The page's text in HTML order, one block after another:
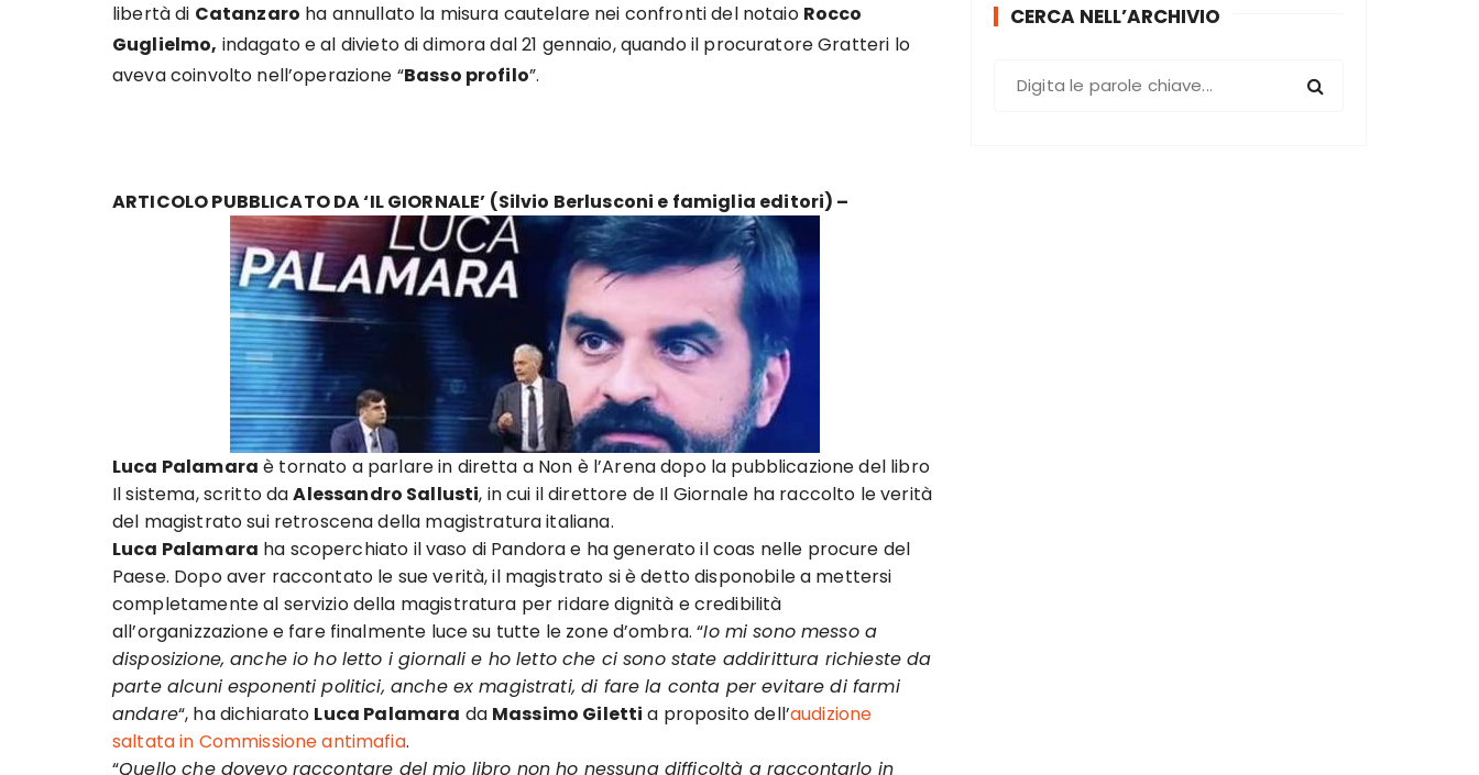
libertà di Catanzaro ha annullato la misura cautelare nei confronti del notaio Rocco
Guglielmo, indagato e al divieto di dimora dal 21 gennaio, quando il procuratore Gratteri lo
aveva coinvolto nell’operazione “Basso profilo”.
ARTICOLO PUBBLICATO DA ‘IL GIORNALE’ (Silvio Berlusconi e famiglia editori) –
Luca Palamara è tornato a parlare in diretta a Non è l’Arena dopo la pubblicazione del libro
Il sistema, scritto daAlessandro Sallusti, in cui il direttore de Il Giornale ha raccolto le verità
del magistrato sui retroscena della magistratura italiana.
Luca Palamara ha scoperchiato il vaso di Pandora e ha generato il coas nelle procure del
Paese. Dopo aver raccontato le sue verità, il magistrato si è detto disponobile a mettersi
completamente al servizio della magistratura per ridare dignità e credibilità
all’organizzazione e fare finalmente luce su tutte le zone d’ombra. “Io mi sono messo a
disposizione, anche io ho letto i giornali e ho letto che ci sono state addirittura richieste da
parte alcuni esponenti politici, anche ex magistrati, di fare la conta per evitare di farmi
andare“, ha dichiarato Luca Palamara da Massimo Giletti a proposito dell’audizione
saltata in Commissione antimafia.
“Quello che dovevo raccontare del mio libro non ho nessuna difficoltà a raccontarlo in
CERCA NELL’ARCHIVIO